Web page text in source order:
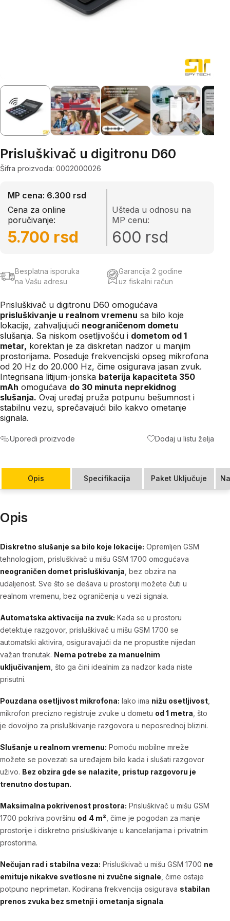
Prisluškivač u digitronu D60
Šifra proizvoda: 0002000026
MP cena: 6.300 rsd
Cena za online
poručivanje:
5.700 rsd
Ušteda u odnosu na
MP cenu:
600 rsd
Prisluškivač u digitronu D60 omogućava
prisluškivanje u realnom vremenu sa bilo koje
lokacije, zahvaljujući neograničenom dometu
slušanja. Sa niskom osetljivošću i dometom od 1
metar, korektan je za diskretan nadzor u manjim
prostorijama. Poseduje frekvencijski opseg mikrofona
od 20 Hz do 20.000 Hz, čime osigurava jasan zvuk.
Integrisana litijum-jonska baterija kapaciteta 350
mAh omogućava do 30 minuta neprekidnog
slušanja. Ovaj uređaj pruža potpunu bešumnost i
stabilnu vezu, sprečavajući bilo kakvo ometanje
signala.
Uporedi proizvode Dodaj u listu želja
Besplatna isporuka
na Vašu adresu
Garancija 2 godine
uz fiskalni račun
Opis Specifikacija Paket Uključuje
Opis
Diskretno slušanje sa bilo koje lokacije: Opremljen GSM
tehnologijom, prisluškivač u mišu GSM 1700 omogućava
neograničen domet prisluškivanja , bez obzira na
udaljenost. Sve što se dešava u prostoriji možete čuti u
realnom vremenu, bez ograničenja u vezi signala.
Automatska aktivacija na zvuk: Kada se u prostoru
detektuje razgovor, prisluškivač u mišu GSM 1700 se
automatski aktivira, osiguravajući da ne propustite nijedan
važan trenutak. Nema potrebe za manuelnim
uključivanjem , što ga čini idealnim za nadzor kada niste
prisutni.
Pouzdana osetljivost mikrofona: Iako ima nižu osetljivost
mikrofon precizno registruje zvuke u dometu od 1 metra , što
je dovoljno za prisluškivanje razgovora u neposrednoj blizini.
Slušanje u realnom vremenu: Pomoću mobilne mreže
možete se povezati sa uređajem bilo kada i slušati razgovor
uživo. Bez obzira gde se nalazite, pristup razgovoru je
trenutno dostupan.
Maksimalna pokrivenost prostora: Prisluškivač u mišu GSM
1700 pokriva površinu od 4 m² , čime je pogodan za manje
prostorije i diskretno prisluškivanje u kancelarijama i privatnim
prostorima.
Nečujan rad i stabilna veza: Prisluškivač u mišu GSM 1700 ne
emituje nikakve svetlosne ni zvučne signale , čime ostaje
potpuno neprimetan. Kodirana frekvencija osigurava stabilan
prenos zvuka bez smetnji i ometanja signala.